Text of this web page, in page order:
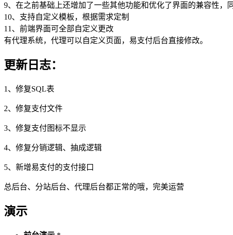
9、在之前基础上还增加了一些其他功能和优化了界面的兼容性，
10、支持自定义模板，根据需求定制
11、前端界面可全部自定义更改
有代理系统，代理可以自定义页面，易支付后台直接修改。
更新日志：
1、修复SQL表
2、修复支付文件
3、修复支付图标不显示
4、修复分销逻辑、抽成逻辑
5、新增易支付的支付接口
总后台、分站后台、代理后台都正常的哦，完美运营
演示